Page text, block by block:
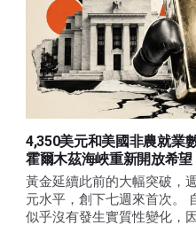
4,350美元和美國非農就業
霍爾木茲海峽重新開放希望
黃金延續此前的大幅突破，
元水平，創下七週來首次。
似乎沒有發生實質性變化，